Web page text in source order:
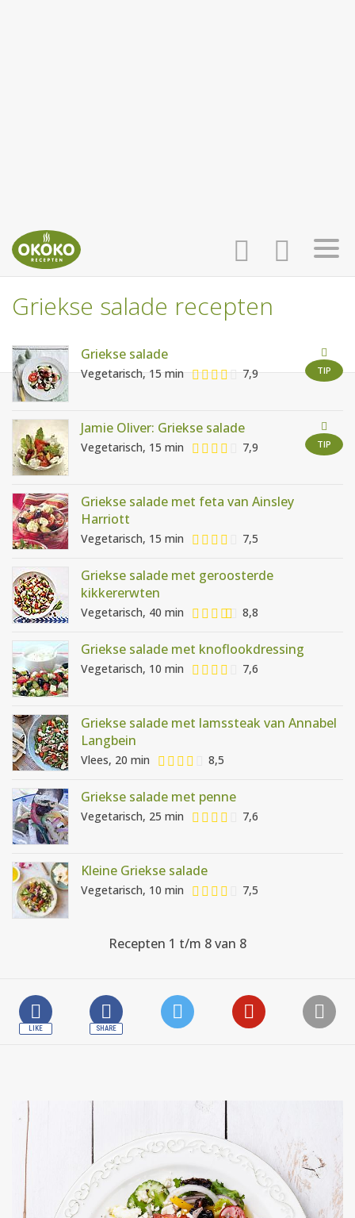
INLOGGEN
AANMELDEN
HOME
RECEPTEN
WEEKMENU'S
Griekse salade recepten
TIP
Griekse salade
Vegetarisch, 15 min 7,9
TIP
Jamie Oliver: Griekse salade
Vegetarisch, 15 min 7,9
Griekse salade met feta van Ainsley
Harriott
Vegetarisch, 15 min 7,5
Griekse salade met geroosterde
kikkererwten
Vegetarisch, 40 min 8,8
Griekse salade met knoflookdressing
Vegetarisch, 10 min 7,6
Griekse salade met lamssteak van Annabel
Langbein
Vlees, 20 min 8,5
Griekse salade met penne
Vegetarisch, 25 min 7,6
Kleine Griekse salade
Vegetarisch, 10 min 7,5
Recepten 1 t/m 8 van 8